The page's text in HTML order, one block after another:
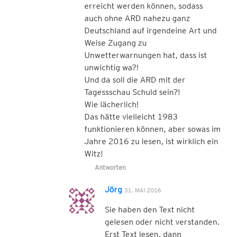
erreicht werden können, sodass
auch ohne ARD nahezu ganz
Deutschland auf irgendeine Art und
Weise Zugang zu
Unwetterwarnungen hat, dass ist
unwichtig wa?!
Und da soll die ARD mit der
Tagessschau Schuld sein?!
Wie lächerlich!
Das hätte vielleicht 1983
funktionieren können, aber sowas im
Jahre 2016 zu lesen, ist wirklich ein
Witz!
Antworten
Jörg 31. MAI 2016
Sie haben den Text nicht
gelesen oder nicht verstanden.
Erst Text lesen, dann